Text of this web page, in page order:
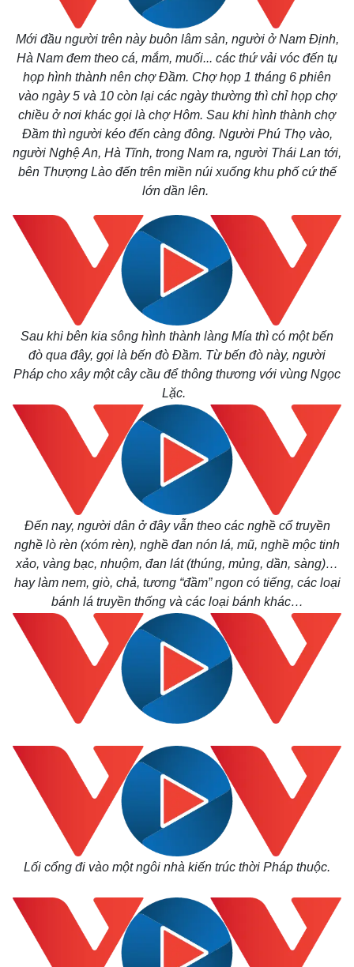
Thế giới
Quan sát
Cuộc sống đó đây
Hồ sơ
Multimedia
Video
Ảnh
E-Magazine
Infographic
Mới đầu người trên này buôn lâm sản, người ở Nam Định,
Hà Nam đem theo cá, mắm, muối... các thứ vải vóc đến tụ
họp hình thành nên chợ Đầm. Chợ họp 1 tháng 6 phiên
vào ngày 5 và 10 còn lại các ngày thường thì chỉ họp chợ
chiều ở nơi khác gọi là chợ Hôm. Sau khi hình thành chợ
Đầm thì người kéo đến càng đông. Người Phú Thọ vào,
người Nghệ An, Hà Tĩnh, trong Nam ra, người Thái Lan tới,
bên Thượng Lào đến trên miền núi xuống khu phố cứ thế
lớn dần lên.
Sau khi bên kia sông hình thành làng Mía thì có một bến
đò qua đây, gọi là bến đò Đầm. Từ bến đò này, người
Pháp cho xây một cây cầu để thông thương với vùng Ngọc
Lặc.
Đến nay, người dân ở đây vẫn theo các nghề cổ truyền
nghề lò rèn (xóm rèn), nghề đan nón lá, mũ, nghề mộc tinh
xảo, vàng bạc, nhuộm, đan lát (thúng, mủng, dần, sàng)…
hay làm nem, giò, chả, tương “đầm” ngon có tiếng, các loại
bánh lá truyền thống và các loại bánh khác…
Lối cổng đi vào một ngôi nhà kiến trúc thời Pháp thuộc.